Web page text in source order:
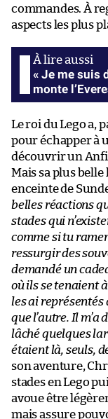
commandes. À
aspects les plus
« Je me suis
monte
Le roi du Lego a,
pour échapper à
découvrir un
Mais sa plus
enceinte de
belles réactions
stades qui
comme si tu
ressurgir des
demandé un
où ils se tenaient
les ai représentés
que l’autre. Il m’a
lâché quelques
étaient là, seuls,
son aventure,
stades en Lego
avoue être
mais assure